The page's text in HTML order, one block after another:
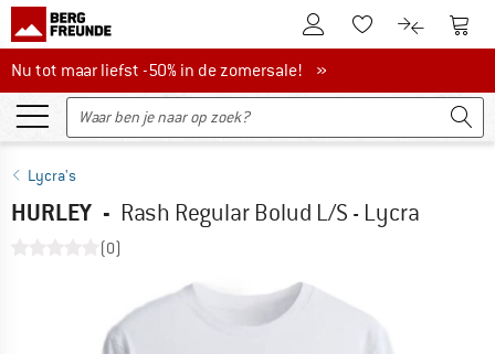
De klantenaccount
Naar deNaar de
Nu tot maar liefst -50% in de zomersale!
Nu tot maar liefst -50% in de zomersale! »
Lycra's
HURLEY - Rash Regular Bolud L/S - Lycra
(0)